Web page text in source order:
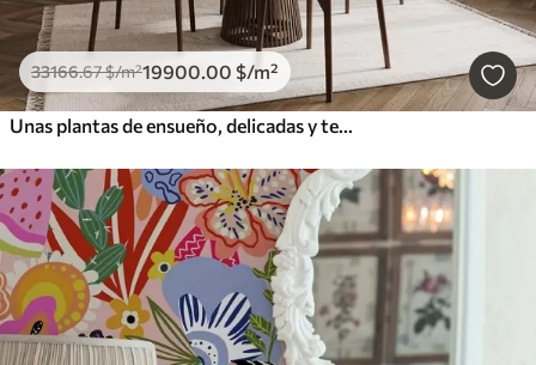
33166.67$/m²19900.00 $/m²
Unas plantas de ensueño, delicadas y tenues, espiguillas y flores en colores pastel marrones sobre un fondo brumoso y texturizado